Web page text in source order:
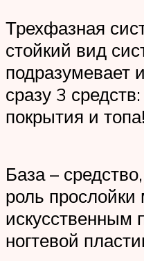
Трехфазная
стойкий вид
подразумевает
сразу 3
покрытия и топа!
База –
роль
искусственным
ногтевой